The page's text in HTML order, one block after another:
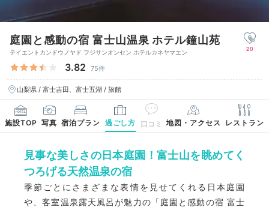
庭園と感動の宿 富士山温泉 ホテル鐘山苑
テイエントカンドウノヤド フジサンオンセン ホテルカネヤマエン
3.82 75件
山梨県 / 富士吉田、富士五湖 / 旅館
20
施設TOP 写真 宿泊プラン 過ごし方 口コミ 地図・アクセス レストラン
見事な美しさの日本庭園！富士山を眺めてく
つろげる天然温泉の宿
季節ごとにさまざまな表情を見せてくれる日本庭園
や、客室温泉露天風呂が魅力の「庭園と感動の宿 富士